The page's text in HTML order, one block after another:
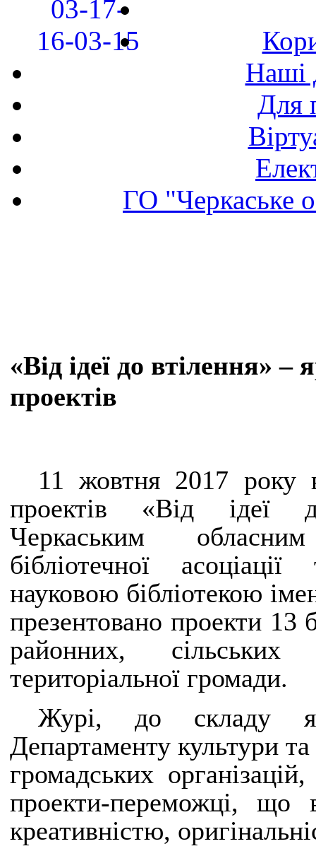
Наші
Для
ГО "Черкаське
«Від ідеї до втілення»
проектів
11 жовтня 2017 року
проектів «Від ідеї
Черкаським
бібліотечної
науковою бібліотекою
презентовано проекти 13
районних, сільських
територіальної громади.
Журі, до складу
Департаменту культури та
громадських
проекти-переможці, що
креативністю,